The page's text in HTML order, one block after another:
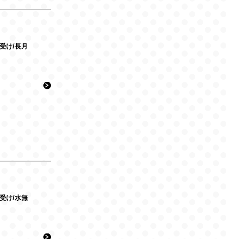
け/長月
け/水無